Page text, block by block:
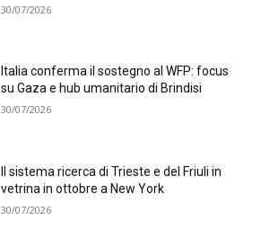
30/07/2026
Italia conferma il sostegno al WFP: focus
su Gaza e hub umanitario di Brindisi
30/07/2026
Il sistema ricerca di Trieste e del Friuli in
vetrina in ottobre a New York
30/07/2026